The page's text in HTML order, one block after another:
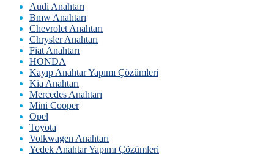
Audi Anahtarı
Bmw Anahtarı
Chevrolet Anahtarı
Chrysler Anahtarı
Fiat Anahtarı
HONDA
Kayıp Anahtar Yapımı Çözümleri
Kia Anahtarı
Mercedes Anahtarı
Mini Cooper
Opel
Toyota
Volkwagen Anahtarı
Yedek Anahtar Yapımı Çözümleri